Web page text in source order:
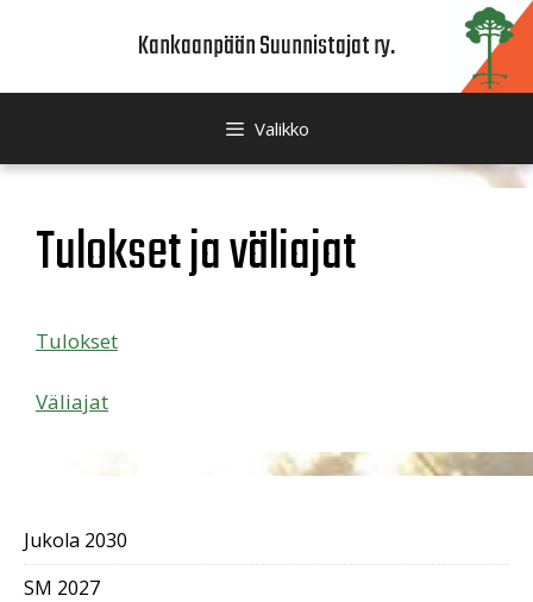
Kankaanpään Suunnistajat ry.
Valikko
Tulokset ja väliajat
Tulokset
Väliajat
Jukola 2030
SM 2027